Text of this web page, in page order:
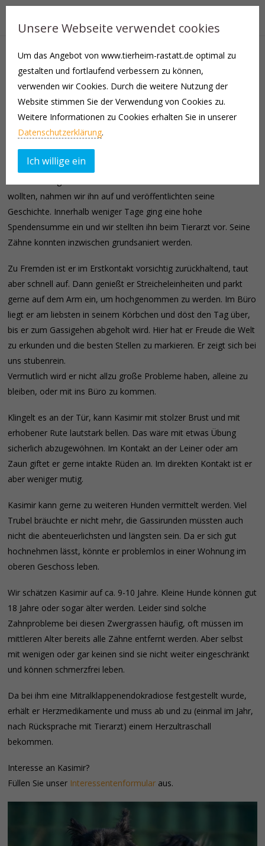
geb. ca. 2015 | männlich, unkastriert | Chihuahua, evtl.
mit Papillon gemixt |
Kasimir kam als Abgabehund zu uns, nach dem seine Halterin ins
Pflegeheim musste.
Schnell merkten wir, dass der ältere Rüde ein massives
Zahnproblem hat. Mehr als 100,- Euro konnte seine Familie aber
wollten, nahmen wir ihn auf und veröffentlichten seine
Geschichte. Innerhalb weniger Tage ging eine hohe
Spendensumme ein und wir stellten ihn beim Tierarzt vor. Seine
Zähne konnten inzwischen grundsaniert werden.
Zu Fremden ist er im Erstkontakt vorsichtig zurückhaltend, taut
aber schnell auf. Dann genießt er Streicheleinheiten und parkt
gerne auf dem Arm ein, um hochgenommen zu werden. Im Büro
liegt er am liebsten in seinem Körbchen und döst den Tag über,
bis er zum Gassigehen abgeholt wird. Hier hat er Freude die Welt
zu erkunden und die besten Stellen zu markieren. Er zeigt sich bei
uns stubenrein.
Vermutlich wird er nicht allzu große Probleme haben, alleine zu
bleiben, oder mit ins Büro zu kommen.
Klingelt es an der Tür, kann Kasimir mit stolzer Brust und mit
erhobener Rute lautstark bellen. Das wäre mit etwas Übung
sicherlich abzugewöhnen. Im Kontakt an der Leiner oder am
Zaun giftet er gerne intakte Rüden an. Im direkten Kontakt ist er
aber weniger mutig.
Kasimir kann gerne zu weiteren Hunden vermittelt werden. Viel
Trubel bräuchte er nicht mehr, die Gassirunden müssten auch
nicht die abenteuerlichsten und längsten sein. Da er sich gut
hochnehmen lässt, könnte er problemlos in einer Wohnung im
oberen Geschoss leben.
Wir schätzen Kasimir auf ca. 9-10 Jahre. Kleine Hunde können gut
18 Jahre oder sogar älter werden. Leider sind solche
Zahnprobleme bei diesen Zwergrassen häufig, oft müssen im
mittleren Alter bereits alle Zähne entfernt werden. Aber selbst
mit wenigen oder gar keinen sind sie nicht weiter eingeschränkt
und können schmerzfrei leben.
Da bei ihm eine Mitralklappenendokradiose festgestellt wurde,
erhält er Herzmedikamente und muss ab und zu (einmal im Jahr,
nach Rücksprache mit Tierarzt) einem Herzultraschall
bekommen.
Interesse an Kasimir?
Füllen Sie unser Interessentenformular aus.
Unsere Webseite verwendet cookies
Um das Angebot von www.tierheim-rastatt.de optimal zu
gestalten und fortlaufend verbessern zu können,
verwenden wir Cookies. Durch die weitere Nutzung der
Website stimmen Sie der Verwendung von Cookies zu.
Weitere Informationen zu Cookies erhalten Sie in unserer
Datenschutzerklärung.
Ich willige ein